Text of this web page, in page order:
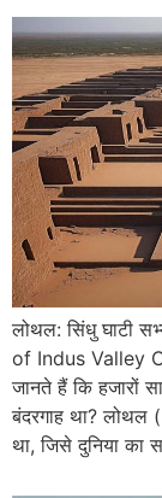
लोथल: सिंधु घाटी
of Indus Valley
जानते हैं कि हजारों
बंदरगाह था? लोथल
था, जिसे दुनिया का